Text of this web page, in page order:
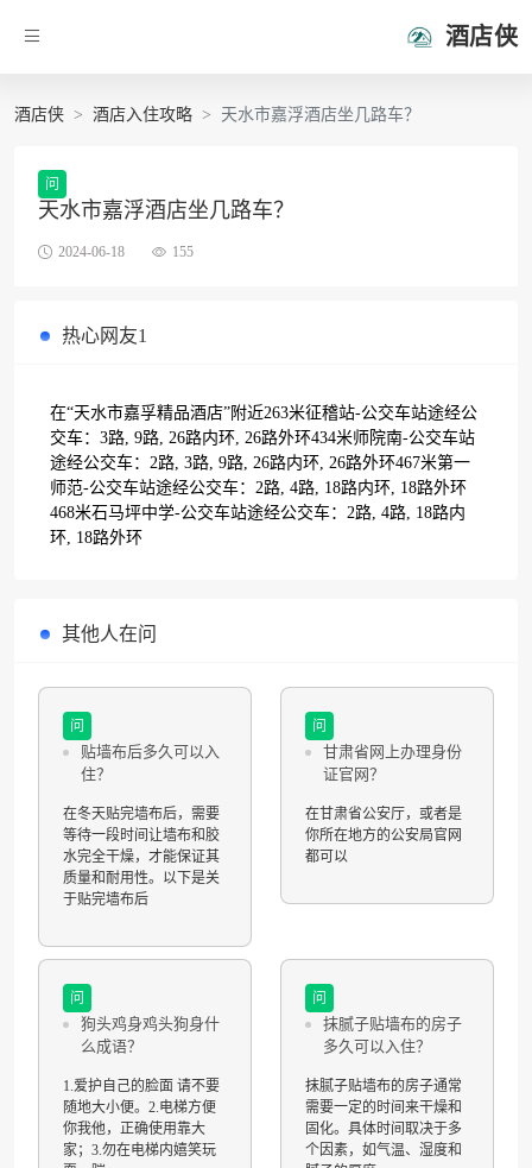
酒店侠
酒店侠 酒店入住攻略 天水市嘉浮酒店坐几路车？
问
天水市嘉浮酒店坐几路车？
2024-06-18 155
热心网友1
在“天水市嘉孚精品酒店”附近263米征稽站-公交车站途经公
交车：3路, 9路, 26路内环, 26路外环434米师院南-公交车站
途经公交车：2路, 3路, 9路, 26路内环, 26路外环467米第一
师范-公交车站途经公交车：2路, 4路, 18路内环, 18路外环
468米石马坪中学-公交车站途经公交车：2路, 4路, 18路内
环, 18路外环
其他人在问
问
贴墙布后多久可以入
住？
在冬天贴完墙布后，需要
等待一段时间让墙布和胶
水完全干燥，才能保证其
质量和耐用性。以下是关
于贴完墙布后
问
甘肃省网上办理身份
证官网？
在甘肃省公安厅，或者是
你所在地方的公安局官网
都可以
问
狗头鸡身鸡头狗身什
么成语？
1.爱护自己的脸面 请不要
随地大小便。2.电梯方便
你我他，正确使用靠大
家；3.勿在电梯内嬉笑玩
问
抹腻子贴墙布的房子
多久可以入住？
抹腻子贴墙布的房子通常
需要一定的时间来干燥和
固化。具体时间取决于多
个因素，如气温、湿度和